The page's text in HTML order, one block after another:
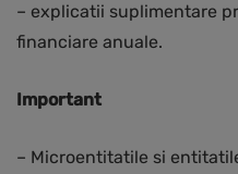
– explicatii suplimentare
financiare anuale.
Important
– Microentitatile si